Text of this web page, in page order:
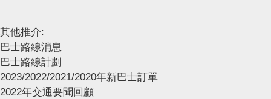
其他推介:
巴士路線消息
巴士路線計劃
2023/2022/2021/2020年新巴士訂單
2022年交通要聞回顧